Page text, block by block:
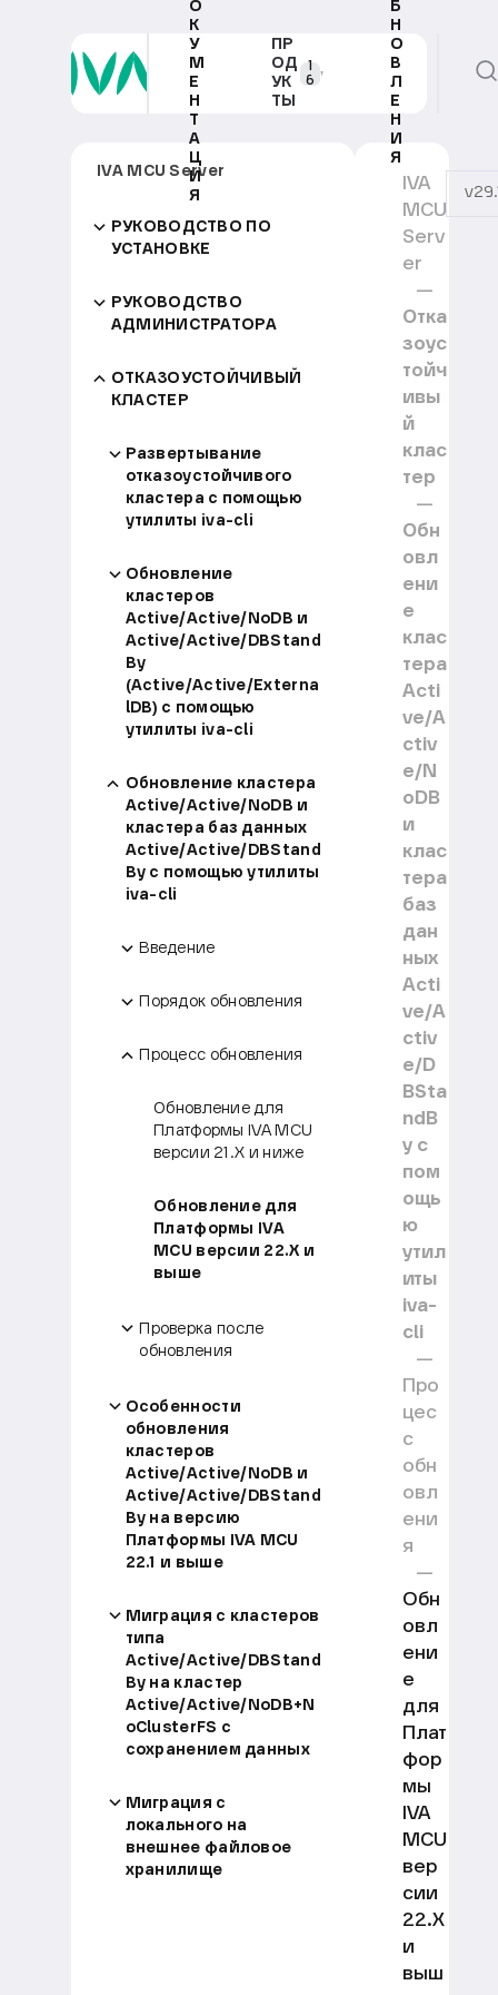
О
К
У
М
Е
Н
Т
А
Ц
И
Я
ПР
ОД
УК
ТЫ
1
6
Б
Н
О
В
Л
Е
Н
И
Я
IVA MCU Server
РУКОВОДСТВО ПО
УСТАНОВКЕ
РУКОВОДСТВО
АДМИНИСТРАТОРА
ОТКАЗОУСТОЙЧИВЫЙ
КЛАСТЕР
Развертывание
отказоустойчивого
кластера с помощью
утилиты iva-cli
Обновление
кластеров
Active/Active/NoDB и
Active/Active/DBStand
By
(Active/Active/Externa
lDB) с помощью
утилиты iva-cli
Обновление кластера
Active/Active/NoDB и
кластера баз данных
Active/Active/DBStand
By с помощью утилиты
iva-cli
Введение
Порядок обновления
Процесс обновления
Обновление для
Платформы IVA MCU
версии 21.X и ниже
Обновление для
Платформы IVA
MCU версии 22.X и
выше
Проверка после
обновления
Особенности
обновления
кластеров
Active/Active/NoDB и
Active/Active/DBStand
By на версию
Платформы IVA MCU
22.1 и выше
Миграция с кластеров
типа
Active/Active/DBStand
By на кластер
Active/Active/NoDB+N
oClusterFS с
сохранением данных
Миграция с
локального на
внешнее файловое
хранилище
IVA
MCU
Serv
er
Отка
зоус
тойч
ивы
й
клас
тер
Обн
овл
ени
е
клас
тера
Acti
ve/A
ctiv
e/N
oDB
и
клас
тера
баз
дан
ных
Acti
ve/A
ctiv
e/D
BSta
ndB
y с
пом
ощь
ю
утил
иты
iva-
cli
Про
цес
с
обн
овл
ени
я
Обн
овл
ени
е
для
Плат
фор
мы
IVA
MCU
вер
сии
22.X
и
выш